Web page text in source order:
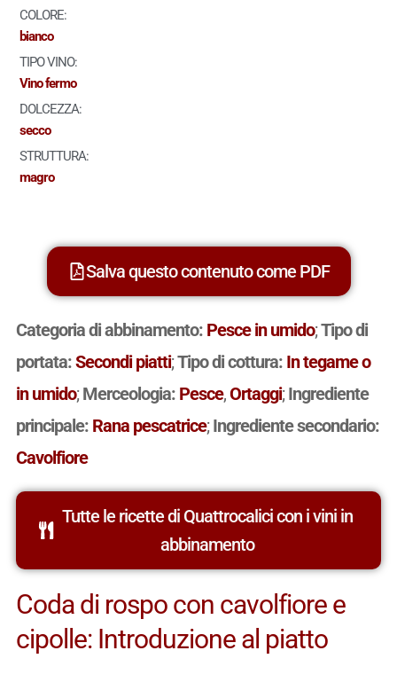
COLORE:
bianco
TIPO VINO:
Vino fermo
DOLCEZZA:
secco
STRUTTURA:
magro
Salva questo contenuto come PDF
Categoria di abbinamento: Pesce in umido;Tipo di
portata:Secondi piatti;Tipo di cottura: In tegame o
in umido;Merceologia: Pesce,Ortaggi;Ingrediente
principale: Rana pescatrice;Ingrediente secondario:
Cavolfiore
Tutte le ricette di Quattrocalici con i vini in
abbinamento
Coda di rospo con cavolfiore e
cipolle: Introduzione al piatto